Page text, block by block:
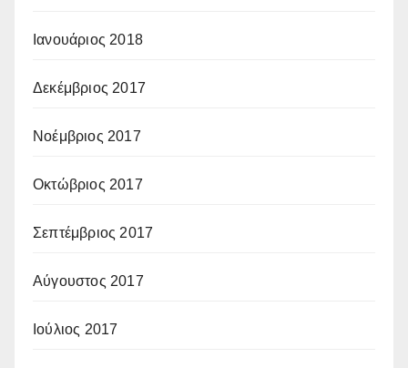
Ιανουάριος 2018
Δεκέμβριος 2017
Νοέμβριος 2017
Οκτώβριος 2017
Σεπτέμβριος 2017
Αύγουστος 2017
Ιούλιος 2017